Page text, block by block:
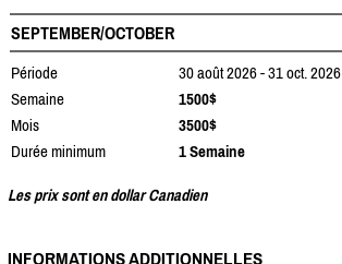
SEPTEMBER/OCTOBER
Période
30 août 2026 - 31 oct. 2026
Semaine
1500$
Mois
3500$
Durée minimum
1 Semaine
Les prix sont en dollar Canadien
INFORMATIONS ADDITIONNELLES